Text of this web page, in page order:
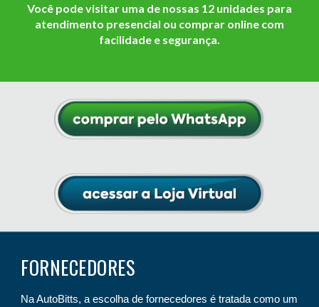
Você pode visitar uma de nossas 12 unidades para
atendimento presencial ou comprar online com
facilidade e segurança.
FORNECEDORES
Na AutoBitts, a escolha de fornecedores é tratada como um